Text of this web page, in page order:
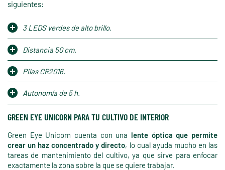
siguientes:
3 LEDS verdes de alto brillo.
Distancia 50 cm.
Pilas CR2016.
Autonomía de 5 h.
GREEN EYE UNICORN PARA TU CULTIVO DE INTERIOR
Green Eye Unicorn cuenta con una lente óptica que permite
crear un haz concentrado y directo, lo cual ayuda mucho en las
tareas de mantenimiento del cultivo, ya que sirve para enfocar
exactamente la zona sobre la que se quiere trabajar.